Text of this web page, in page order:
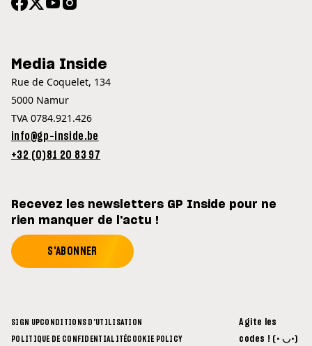
Media Inside
Rue de Coquelet, 134
5000 Namur
TVA 0784.921.426
info@gp-inside.be
+32 (0)81 20 83 97
Recevez les newsletters GP Inside pour ne
rien manquer de l'actu !
S'ABONNER
SIGN UPCONDITIONS D'UTILISATION
POLITIQUE DE CONFIDENTIALITÉCOOKIE POLICY
Agite les
codes ! (• ◡•)